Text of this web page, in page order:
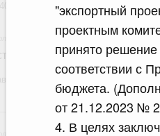
"экспортный
проектным
принято
соответствии с
бюджета.
от 21.12.2023 №
4. В целях
Правительства
государственного